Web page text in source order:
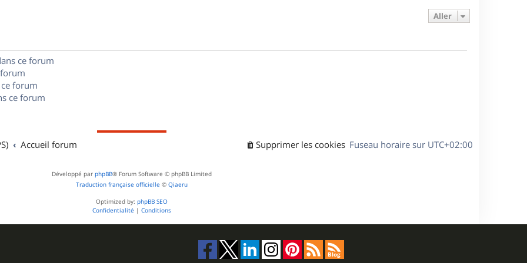
g
s
Aller
ce forum
forum
ce forum
Accueil forum Fuseau horaire sur UTC+02:00
Supprimer les cookies
Développé par phpBB® Forum Software © phpBB Limited
Traduction française officielle © Qiaeru
Optimized by: phpBB SEO
Confidentialité | Conditions